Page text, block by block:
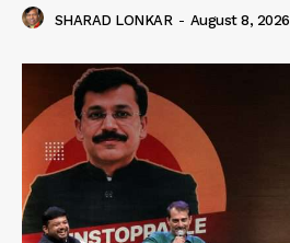
SHARAD LONKAR - August 8, 2026